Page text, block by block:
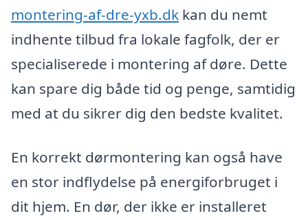
montering-af-dre-yxb.dk kan du nemt
indhente tilbud fra lokale fagfolk, der er
specialiserede i montering af døre. Dette
kan spare dig både tid og penge, samtidig
med at du sikrer dig den bedste kvalitet.
En korrekt dørmontering kan også have
en stor indflydelse på energiforbruget i
dit hjem. En dør, der ikke er installeret